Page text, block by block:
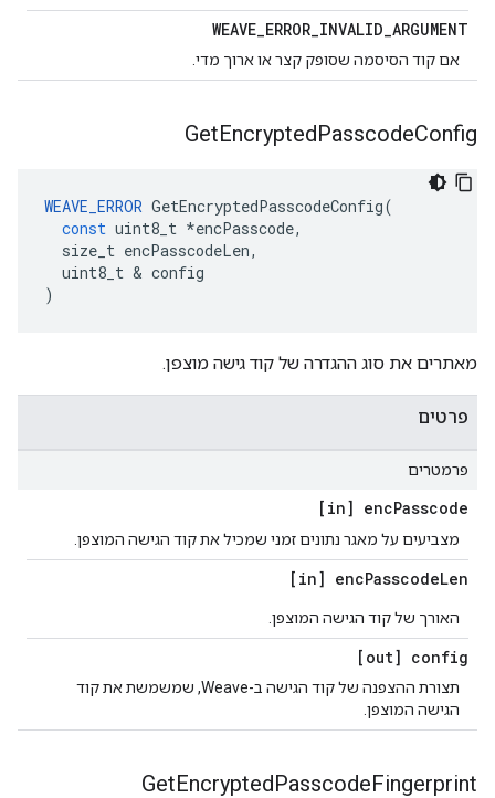
WEAVE_ERROR_INVALID_ARGUMENT
אם קוד הסיסמה שסופק קצר או ארוך מדי.
GetEncryptedPasscodeConfig
WEAVE_ERROR GetEncryptedPasscodeConfig(
const uint8_t *encPasscode,
size_t encPasscodeLen,
uint8_t & config
)
מאתרים את סוג ההגדרה של קוד גישה מוצפן.
פרטים
פרמטרים
[in] encPasscode
מצביעים על מאגר נתונים זמני שמכיל את קוד הגישה המוצפן.
[in] encPasscodeLen
האורך של קוד הגישה המוצפן.
[out] config
תצורת ההצפנה של קוד הגישה ב-Weave, שמשמשת את קוד
הגישה המוצפן.
GetEncryptedPasscodeFingerprint